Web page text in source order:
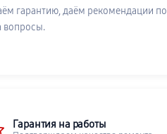
гарантию, даём рекомендации по
вопросы.
Гарантия на работы